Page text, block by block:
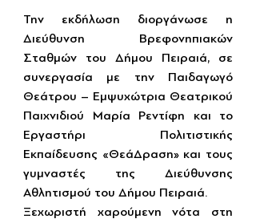
Την εκδήλωση διοργάνωσε η
Διεύθυνση Βρεφονηπιακών
Σταθμών του Δήμου Πειραιά, σε
συνεργασία με την Παιδαγωγό
Θεάτρου – Εμψυχώτρια Θεατρικού
Παιχνιδιού Μαρία Ρεντίφη και το
Εργαστήρι Πολιτιστικής
Εκπαίδευσης «ΘεάΔραση» και τους
γυμναστές της Διεύθυνσης
Αθλητισμού του Δήμου Πειραιά.
Ξεχωριστή χαρούμενη νότα στη